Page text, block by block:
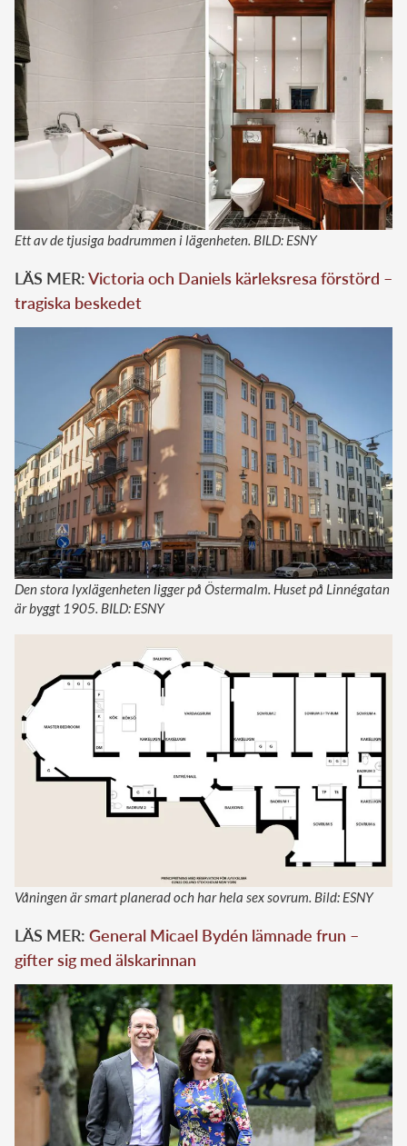
Ett av de tjusiga badrummen i lägenheten. BILD: ESNY
LÄS MER:Victoria och Daniels kärleksresa förstörd –
tragiska beskedet
Den stora lyxlägenheten ligger på Östermalm. Huset på Linnégatan
är byggt 1905. BILD: ESNY
Våningen är smart planerad och har hela sex sovrum. Bild: ESNY
LÄS MER: General Micael Bydén lämnade frun –
gifter sig med älskarinnan